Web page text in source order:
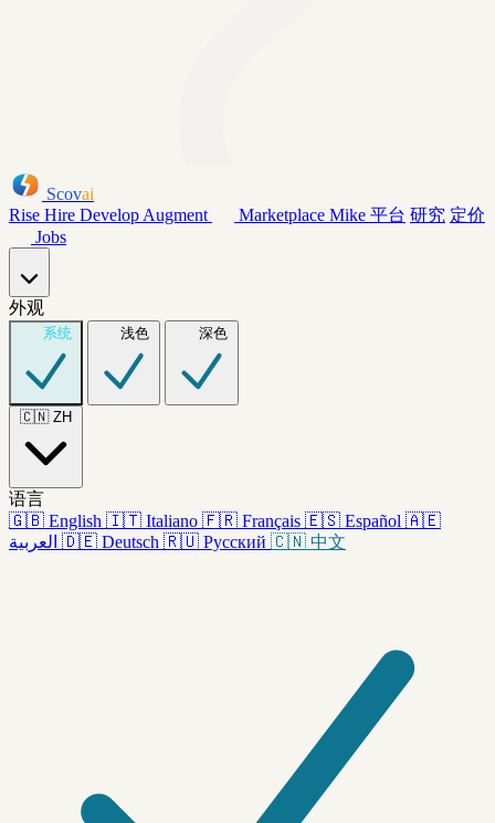
Scovai
Rise Hire Develop Augment Marketplace Mike 平台 研究 定价
Jobs
外观
系统 浅色 深色
🇨🇳 ZH
语言
🇬🇧 English 🇮🇹 Italiano 🇫🇷 Français 🇪🇸 Español 🇦🇪
العربية 🇩🇪 Deutsch 🇷🇺 Русский 🇨🇳 中文